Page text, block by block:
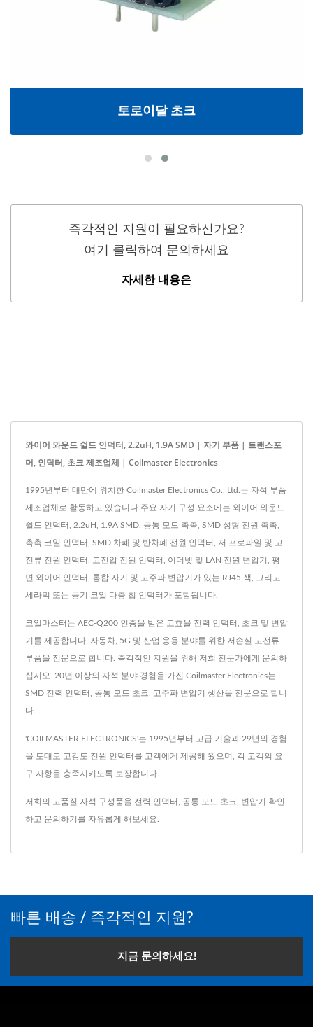
토로이달 초크
즉각적인 지원이 필요하신가요?
여기 클릭하여 문의하세요
자세한 내용은
와이어 와운드 쉴드 인덕터, 2.2uH, 1.9A SMD | 자기 부품 | 트랜스포
머, 인덕터, 초크 제조업체 | Coilmaster Electronics
1995년부터 대만에 위치한 Coilmaster Electronics Co., Ltd.는 자석 부품
제조업체로 활동하고 있습니다.주요 자기 구성 요소에는 와이어 와운드
쉴드 인덕터, 2.2uH, 1.9A SMD, 공통 모드 촉촉, SMD 성형 전원 촉촉,
촉촉 코일 인덕터, SMD 차폐 및 반차폐 전원 인덕터, 저 프로파일 및 고
전류 전원 인덕터, 고전압 전원 인덕터, 이더넷 및 LAN 전원 변압기, 평
면 와이어 인덕터, 통합 자기 및 고주파 변압기가 있는 RJ45 잭, 그리고
세라믹 또는 공기 코일 다층 칩 인덕터가 포함됩니다.
코일마스터는 AEC-Q200 인증을 받은 고효율 전력 인덕터, 초크 및 변압
기를 제공합니다. 자동차, 5G 및 산업 응용 분야를 위한 저손실 고전류
부품을 전문으로 합니다. 즉각적인 지원을 위해 저희 전문가에게 문의하
십시오. 20년 이상의 자석 분야 경험을 가진 Coilmaster Electronics는
SMD 전력 인덕터, 공통 모드 초크, 고주파 변압기 생산을 전문으로 합니
다.
'COILMASTER ELECTRONICS'는 1995년부터 고급 기술과 29년의 경험
을 토대로 고강도 전원 인덕터를 고객에게 제공해 왔으며, 각 고객의 요
구 사항을 충족시키도록 보장합니다.
저희의 고품질 자석 구성품을 전력 인덕터 공통 모드 초크 변압기 확인
하고 문의하기 를 자유롭게 해보세요.
빠른 배송 / 즉각적인 지원?
지금 문의하세요!